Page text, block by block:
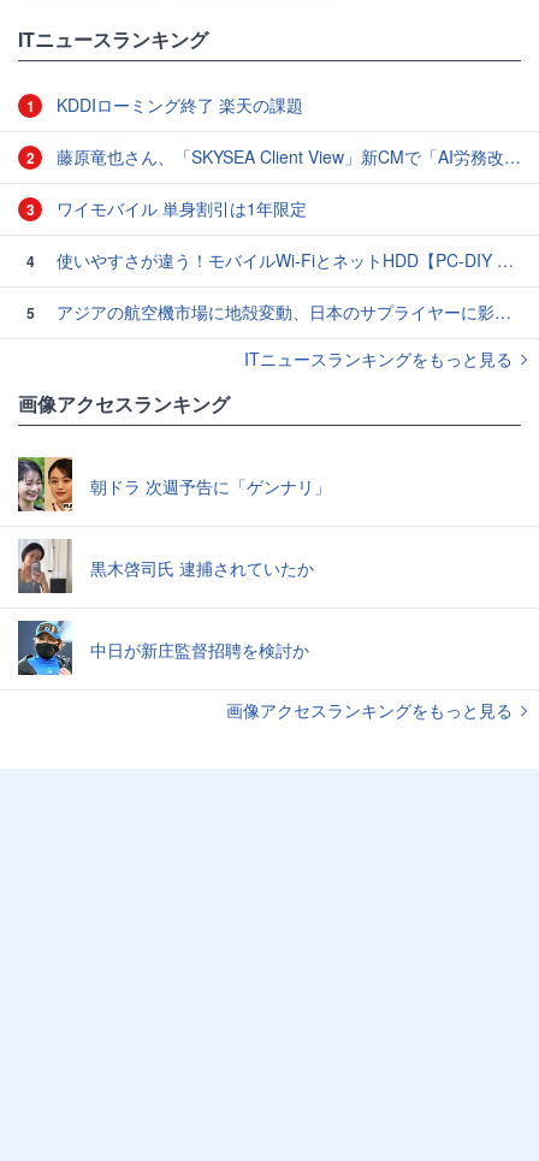
ITニュースランキング
1 KDDIローミング終了 楽天の課題
2 藤原竜也さん、「SKYSEA Client View」新CMで「AI労務改善」をアピール 働き方をAIが分析したら「すぐに休んで」と言われる？
3 ワイモバイル 単身割引は1年限定
4 使いやすさが違う！モバイルWi-FiとネットHDD【PC-DIY 秋の陣】
5
アジアの航空機市場に地殻変動、日本のサプライヤーに影響も
ITニュースランキングをもっと見る
画像アクセスランキング
朝ドラ 次週予告に「ゲンナリ」
黒木啓司氏 逮捕されていたか
中日が新庄監督招聘を検討か
画像アクセスランキングをもっと見る